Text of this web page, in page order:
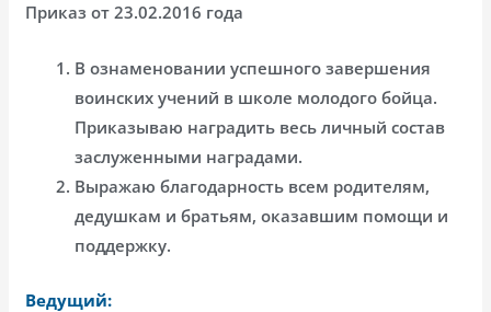
Приказ от 23.02.2016 года
В ознаменовании успешного завершения
воинских учений в школе молодого бойца.
Приказываю наградить весь личный состав
заслуженными наградами.
Выражаю благодарность всем родителям,
дедушкам и братьям, оказавшим помощи и
поддержку.
Ведущий: